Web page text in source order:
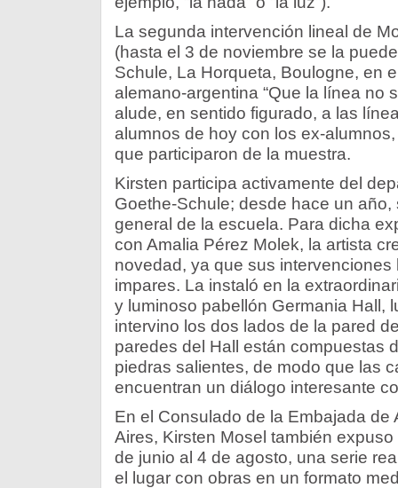
La segunda intervención lineal de
(hasta el 3 de noviembre se la
Schule, La Horqueta, Boulogne, en
alemano-argentina “Que la línea no
alude, en sentido figurado, a las
alumnos de hoy con los ex-
que participaron de la muestra.
Kirsten participa activamente del
Goethe-Schule; desde hace un año,
general de la escuela. Para dicha
con Amalia Pérez Molek, la artista
novedad, ya que sus intervenciones
impares. La instaló en la
y luminoso pabellón Germania Hall,
intervino los dos lados de la pared
paredes del Hall están compuestas
piedras salientes, de modo que las
encuentran un diálogo interesante
En el Consulado de la Embajada de
Aires, Kirsten Mosel también expuso
de junio al 4 de agosto, una serie
el lugar con obras en un formato